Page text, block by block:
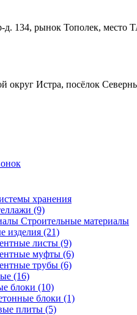
134, рынок Тополек, место
округ Истра, посёлок
хранения
(9)
Строительные материалы
изделия (21)
листы (9)
муфты (6)
трубы (6)
(16)
блоки (10)
блоки (1)
плиты (5)